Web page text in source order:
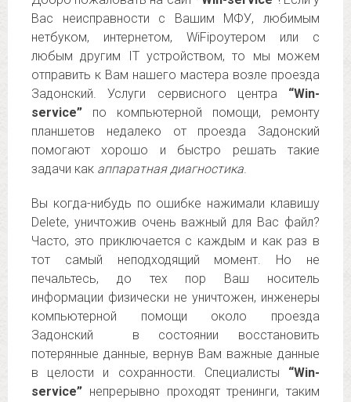
Вас неисправности с Вашим МФУ, любимым
нетбуком, интернетом, WiFiроутером или с
любым другим IT устройством, то мы можем
отправить к Вам нашего мастера возле проезда
Задонский. Услуги сервисного центра “Win-
service” по компьютерной помощи, ремонту
планшетов недалеко от проезда Задонский
помогают хорошо и быстро решать такие
задачи как аппаратная диагностика.
Вы когда-нибудь по ошибке нажимали клавишу
Delete, уничтожив очень важный для Вас файл?
Часто, это приключается с каждым и как раз в
тот самый неподходящий момент. Но не
печальтесь, до тех пор Ваш носитель
информации физически не уничтожен, инженеры
компьютерной помощи около проезда
Задонский в состоянии восстановить
потерянные данные, вернув Вам важные данные
в целости и сохранности. Специалисты “Win-
service” непрерывно проходят тренинги, таким